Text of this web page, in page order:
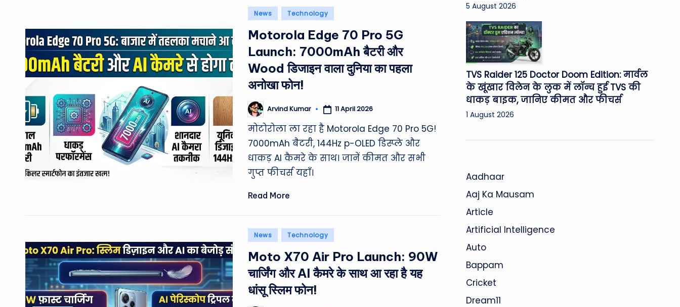
A
ro
u
d
T
h
d
Posted
News Technology
Motorola Edge 70 Pro 5G
Launch: 7000mAh बैटरी और
Wood डिजाइन वाला दुनिया का पहला
अनोखा फोन!
Posted
by
Arvind Kumar 11 April 2026
मोटोरोला ला रहा है Motorola Edge 70 Pro 5G!
7000mAh बैटरी, 144Hz p-OLED डिस्प्ले और
धाकड़ AI कैमरे के साथ। जानें कीमत और सभी
गुप्त फीचर्स यहाँ।
Read More
Posted
News Technology
Moto X70 Air Pro Launch: 90W
चार्जिंग और AI कैमरे के साथ आ रहा है यह
धांसू स्लिम फोन!
5 August 2026
TVS Raider 125 Doctor Doom Edition: मार्वल
के खूंखार विलेन के लुक में लॉन्च हुई TVS की
धाकड़ बाइक, जानिए कीमत और फीचर्स
1 August 2026
Aadhaar
Aaj Ka Mausam
Article
Artificial Intelligence
Auto
Bappam
Cricket
Dream11